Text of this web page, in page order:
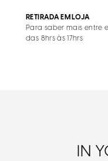
RETIRADA EM LOJA
Para saber mais entre
das 8hrs às 17hrs
IN